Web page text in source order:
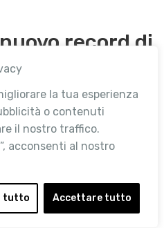
la tua esperienza
o contenuti
il nostro traffico.
acconsenti al nostro
tutto Accettare tutto
record di
che la
etichetta. Lo
edizione
Immagino